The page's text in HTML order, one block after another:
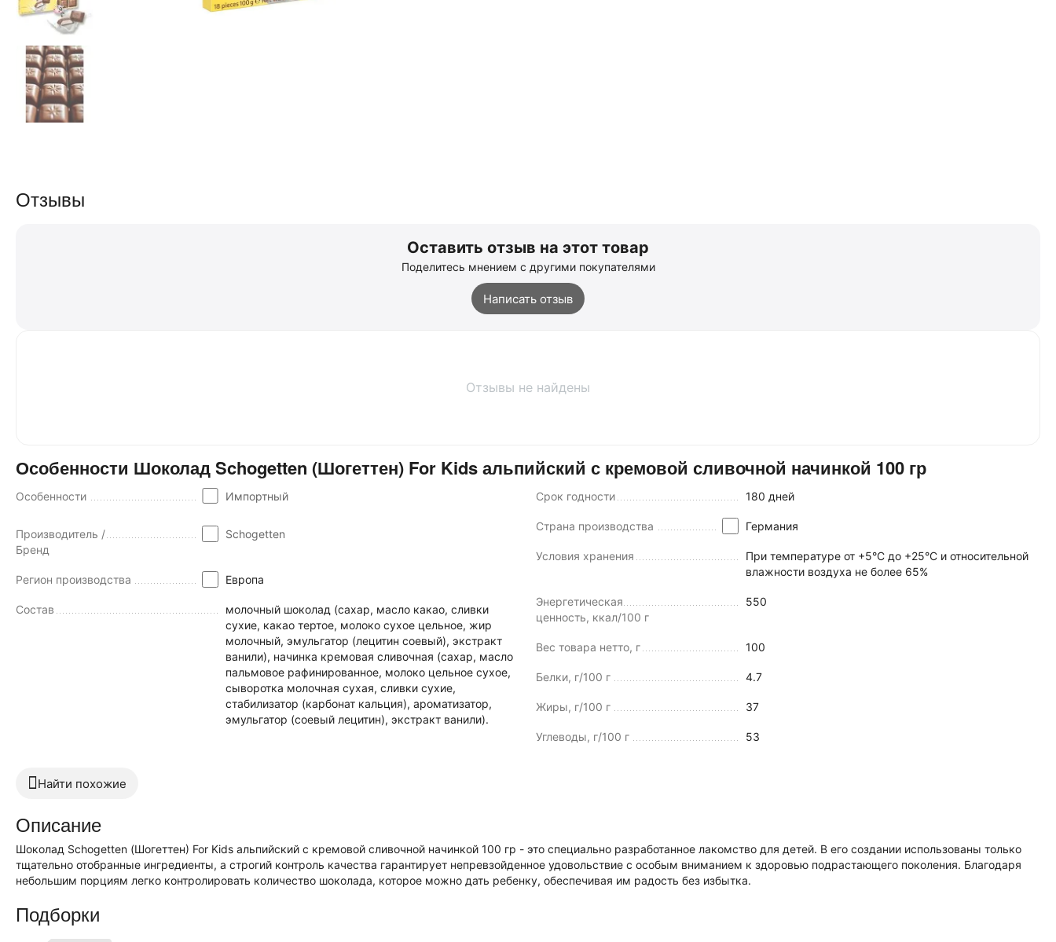
Отзывы
Оставить отзыв на этот товар
Поделитесь мнением с другими покупателями
Написать отзыв
Отзывы не найдены
Особенности Шоколад Schogetten (Шогеттен) For Kids альпийский с кремовой сливочной начинкой 100 гр
Особенности Импортный
Производитель /
Бренд
Schogetten
Регион производства Европа
Состав
молочный шоколад (сахар, масло какао, сливки
сухие, какао тертое, молоко сухое цельное, жир
молочный, эмульгатор (лецитин соевый), экстракт
ванили), начинка кремовая сливочная (сахар, масло
пальмовое рафинированное, молоко цельное сухое,
сыворотка молочная сухая, сливки сухие,
стабилизатор (карбонат кальция), ароматизатор,
эмульгатор (соевый лецитин), экстракт ванили).
Срок годности 180 дней
Страна производства Германия
Условия хранения
При температуре от +5°C до +25°C и относительной
влажности воздуха не более 65%
Энергетическая
ценность, ккал/100 г
550
Вес товара нетто, г 100
Белки, г/100 г 4.7
Жиры, г/100 г 37
Углеводы, г/100 г 53
Найти похожие
Описание
Шоколад Schogetten (Шогеттен) For Kids альпийский с кремовой сливочной начинкой 100 гр - это специально разработанное лакомство для детей. В его создании использованы только
тщательно отобранные ингредиенты, а строгий контроль качества гарантирует непревзойденное удовольствие с особым вниманием к здоровью подрастающего поколения. Благодаря
небольшим порциям легко контролировать количество шоколада, которое можно дать ребенку, обеспечивая им радость без избытка.
Подборки